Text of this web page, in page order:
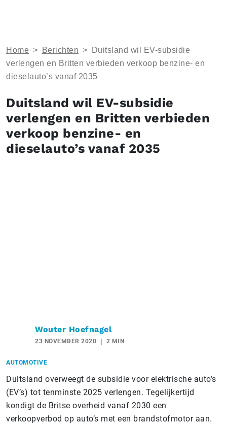
Home > Berichten >
Duitsland wil EV-subsidie
verlengen en Britten verbieden verkoop benzine- en
dieselauto’s vanaf 2035
Duitsland wil EV-subsidie
verlengen en Britten verbieden
verkoop benzine- en
dieselauto’s vanaf 2035
Wouter Hoefnagel
23 NOVEMBER 2020 2 MIN
AUTOMOTIVE
Duitsland overweegt de subsidie voor elektrische auto’s
(EV’s) tot tenminste 2025 verlengen. Tegelijkertijd
kondigt de Britse overheid vanaf 2030 een
verkoopverbod op auto’s met een brandstofmotor aan.